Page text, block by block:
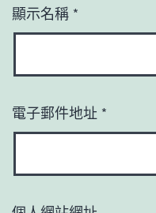
顯示名稱 *
電子郵件地址 *